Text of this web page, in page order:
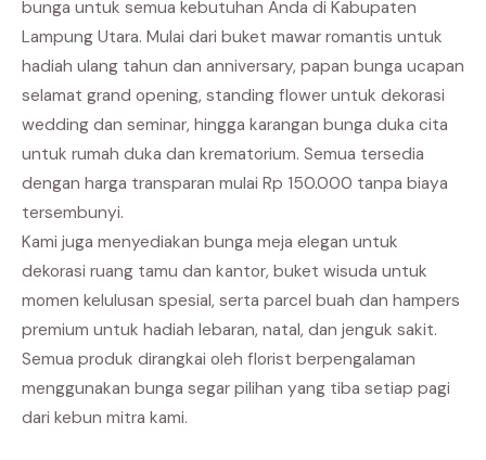
bunga untuk semua kebutuhan Anda di Kabupaten
Lampung Utara. Mulai dari buket mawar romantis untuk
hadiah ulang tahun dan anniversary, papan bunga ucapan
selamat grand opening, standing flower untuk dekorasi
wedding dan seminar, hingga karangan bunga duka cita
untuk rumah duka dan krematorium. Semua tersedia
dengan harga transparan mulai Rp 150.000 tanpa biaya
tersembunyi.
Kami juga menyediakan bunga meja elegan untuk
dekorasi ruang tamu dan kantor, buket wisuda untuk
momen kelulusan spesial, serta parcel buah dan hampers
premium untuk hadiah lebaran, natal, dan jenguk sakit.
Semua produk dirangkai oleh florist berpengalaman
menggunakan bunga segar pilihan yang tiba setiap pagi
dari kebun mitra kami.